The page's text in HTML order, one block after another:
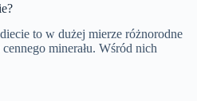
to w dużej mierze różnorodne
minerału. Wśród nich